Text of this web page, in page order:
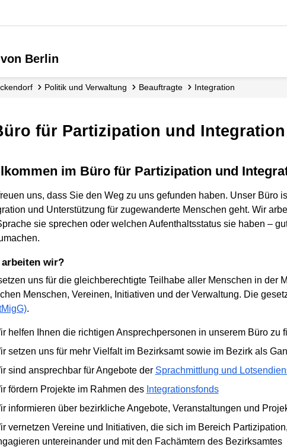
Berlin
Politik und Verwaltung Beauftragte Integration
Büro für Partizipation und Integration
im Büro für Partizipation und
uns, dass Sie den Weg zu uns gefunden haben. Unser Büro
und Unterstützung für zugewanderte Menschen geht. Wir
sie sprechen oder welchen Aufenthaltsstatus sie haben –
arbeiten wir?
uns für die gleichberechtigte Teilhabe aller Menschen in der
Menschen, Vereinen, Initiativen und der Verwaltung. Die
.
helfen Ihnen die richtigen Ansprechpersonen in unserem Büro zu
setzen uns für mehr Vielfalt im Bezirksamt sowie im Bezirk als
sind ansprechbar für Angebote der Sprachmittlung und
fördern Projekte im Rahmen des Integrationsfonds
informieren über bezirkliche Angebote, Veranstaltungen und
vernetzen Vereine und Initiativen, die sich im Bereich
untereinander und mit den Fachämtern des Bezirksamtes